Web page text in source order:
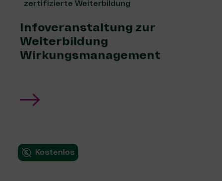
zertifizierte Weiterbildung
Infoveranstaltung zur
Weiterbildung
Wirkungsmanagement
Kostenlos